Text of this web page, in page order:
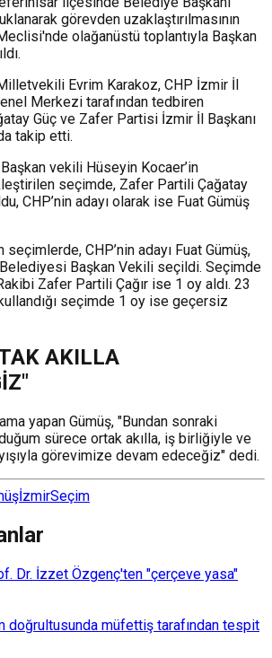
görevden uzaklaştırılmasının
olağanüstü toplantıyla Başkan
Evrim Karakoz, CHP İzmir İl
Merkezi tarafından tedbiren
Güç ve Zafer Partisi İzmir İl Başkanı
takip etti.
vekili Hüseyin Kocaer’in
seçimde, Zafer Partili Çağatay
CHP’nin adayı olarak ise Fuat Gümüş
CHP’nin adayı Fuat Gümüş,
Başkan Vekili seçildi. Seçimde
Zafer Partili Çağır ise 1 oy aldı. 23
seçimde 1 oy ise geçersiz
AKILLA
yapan Gümüş, "Bundan sonraki
sürece ortak akılla, iş birliğiyle ve
görevimize devam edeceğiz" dedi.
İzmirSeçim
Dr. İzzet Özgenç'ten "çerçeve yasa"
doğrultusunda müfettiş tarafından tespit